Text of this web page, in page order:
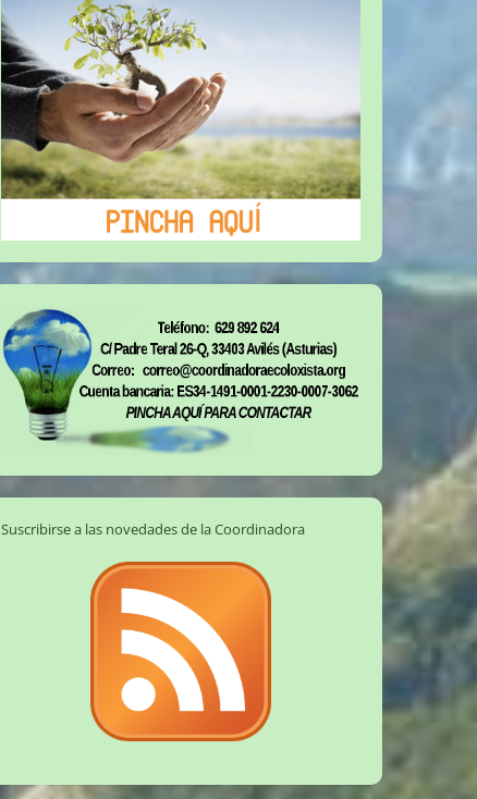
Suscribirse a las novedades de la Coordinadora